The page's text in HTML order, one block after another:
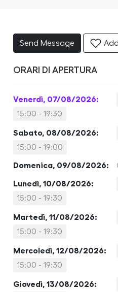
Send Message
ORARI DI APERTURA
Venerdì, 07/08/2026:
15:00 - 19:30
Sabato, 08/08/2026:
15:00 - 19:00
Domenica, 09/08/2026:
Lunedì, 10/08/2026:
15:00 - 19:30
Martedì, 11/08/2026:
15:00 - 19:30
Mercoledì, 12/08/2026:
15:00 - 19:30
Giovedì, 13/08/2026: